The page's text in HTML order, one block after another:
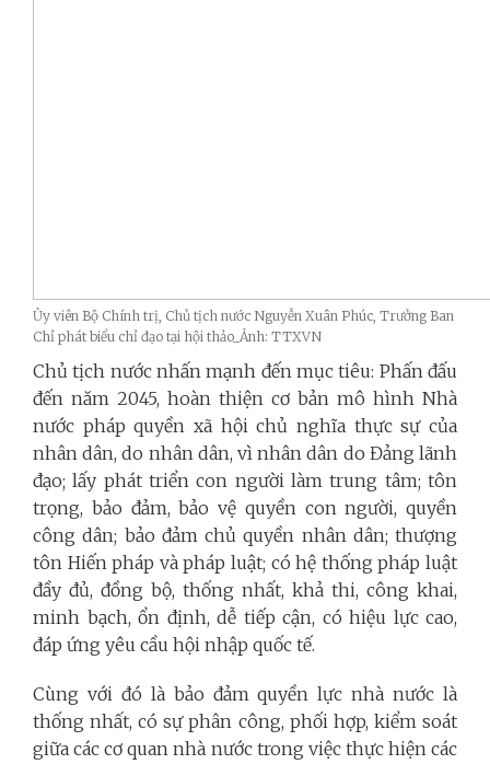
Ủy viên Bộ Chính trị, Chủ tịch nước Nguyễn Xuân Phúc, Trưởng Ban
Chỉ phát biểu chỉ đạo tại hội thảo_Ảnh: TTXVN
Chủ tịch nước nhấn mạnh đến mục tiêu: Phấn đấu
đến năm 2045, hoàn thiện cơ bản mô hình Nhà
nước pháp quyền xã hội chủ nghĩa thực sự của
nhân dân, do nhân dân, vì nhân dân do Đảng lãnh
đạo; lấy phát triển con người làm trung tâm; tôn
trọng, bảo đảm, bảo vệ quyền con người, quyền
công dân; bảo đảm chủ quyền nhân dân; thượng
tôn Hiến pháp và pháp luật; có hệ thống pháp luật
đầy đủ, đồng bộ, thống nhất, khả thi, công khai,
minh bạch, ổn định, dễ tiếp cận, có hiệu lực cao,
đáp ứng yêu cầu hội nhập quốc tế.
Cùng với đó là bảo đảm quyền lực nhà nước là
thống nhất, có sự phân công, phối hợp, kiểm soát
giữa các cơ quan nhà nước trong việc thực hiện các